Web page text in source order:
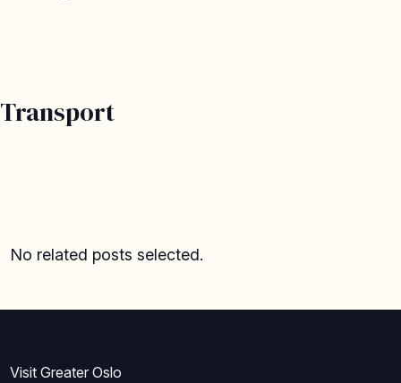
Transport
No related posts selected.
Visit Greater Oslo